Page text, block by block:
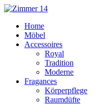
Home
Möbel
Accessoires
Royal
Tradition
Moderne
Fragances
Körperpflege
Raumdüfte